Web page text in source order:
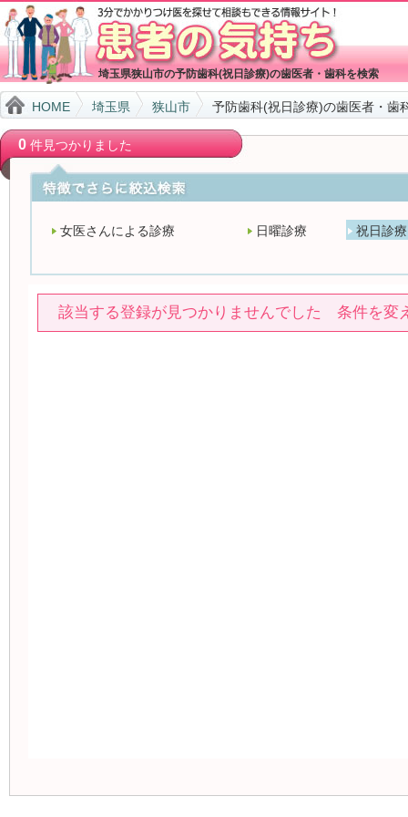
埼玉県狭山市の予防歯科(祝日診療)の歯医者・歯科を検索
HOME 埼玉県 狭山市 予防歯科(祝日診療)の歯医者・歯
0件見つかりました
女医さんによる診療 日曜診療 祝日診療
該当する登録が見つかりませんでした 条件を